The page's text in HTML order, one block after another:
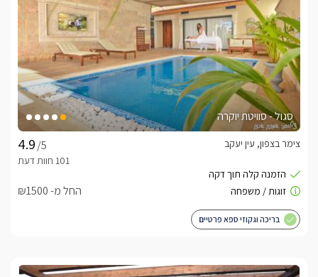
סגול - סוויטת יוקרה
/5
צימר בצפון, עין יעקב
החל מ- ₪1500
בריכה וגקוזי ספא פרטיים